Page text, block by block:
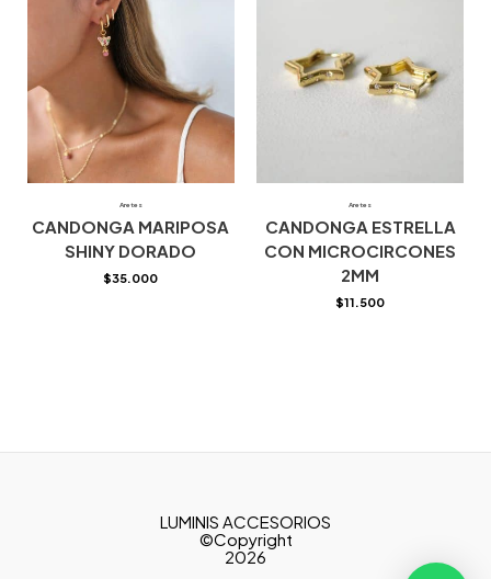
Aretes
CANDONGA MARIPOSA
SHINY DORADO
$35.000
Aretes
CANDONGA ESTRELLA
CON MICROCIRCONES
2MM
$11.500
LUMINIS ACCESORIOS
©Copyright
2026